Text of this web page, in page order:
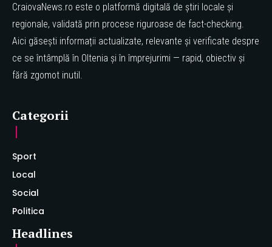
CraiovaNews.ro este o platformă digitală de știri locale și
regionale, validată prin procese riguroase de fact-checking.
Aici găsești informații actualizate, relevante și verificate despre
ce se întâmplă în Oltenia și în împrejurimi — rapid, obiectiv și
fără zgomot inutil.
Categorii
Sport
Local
Social
Politica
Headlines